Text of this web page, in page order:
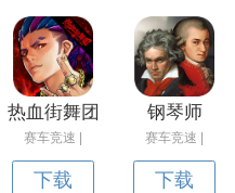
热血街舞团
赛车竞速 |
下载
钢琴师
赛车竞速 |
下载